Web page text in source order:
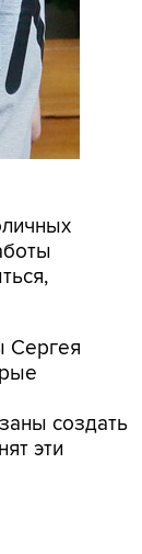
Сергея
создать
эти